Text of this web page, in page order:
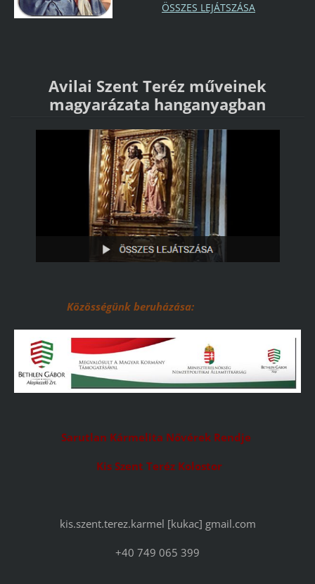
ÖSSZES LEJÁTSZÁSA
Avilai Szent Teréz műveinek
magyarázata hanganyagban
Közösségünk beruházása:
Sarutlan Kármelita Nővérek Rendje
Kis Szent Teréz Kolostor
kis.szent.terez.karmel [kukac] gmail.com
+40 749 065 399